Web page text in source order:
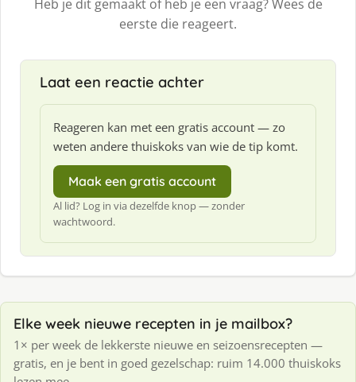
Heb je dit gemaakt of heb je een vraag? Wees de
eerste die reageert.
Laat een reactie achter
Reageren kan met een gratis account — zo
weten andere thuiskoks van wie de tip komt.
Maak een gratis account
Al lid? Log in via dezelfde knop — zonder
wachtwoord.
Elke week nieuwe recepten in je mailbox?
1× per week de lekkerste nieuwe en seizoensrecepten —
gratis, en je bent in goed gezelschap: ruim 14.000 thuiskoks